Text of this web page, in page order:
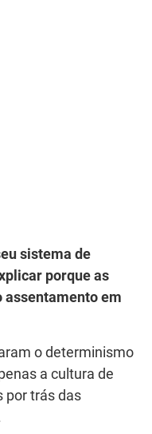
sistema de
porque as
assentamento em
o determinismo
a cultura de
por trás das